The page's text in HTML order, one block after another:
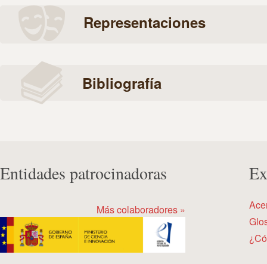
Representaciones
Bibliografía
Entidades patrocinadoras
Más colaboradores »